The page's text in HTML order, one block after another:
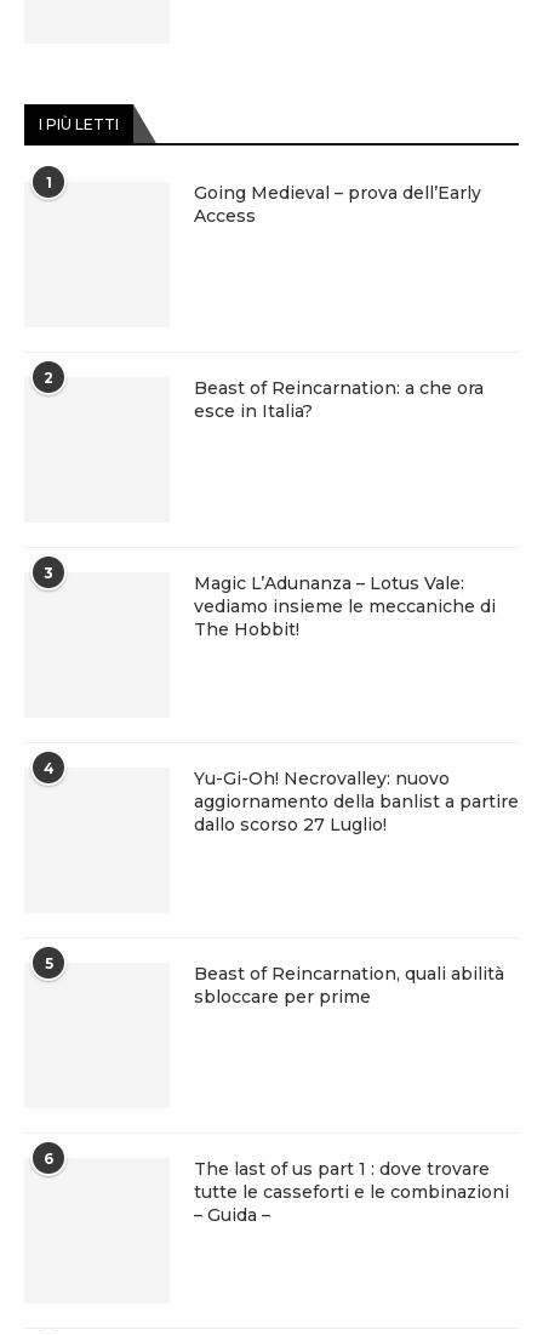
I PIÙ LETTI
1
Going Medieval – prova dell’Early
Access
2
Beast of Reincarnation: a che ora
esce in Italia?
3
Magic L’Adunanza – Lotus Vale:
vediamo insieme le meccaniche di
The Hobbit!
4
Yu-Gi-Oh! Necrovalley: nuovo
aggiornamento della banlist a partire
dallo scorso 27 Luglio!
5
Beast of Reincarnation, quali abilità
sbloccare per prime
6
The last of us part 1 : dove trovare
tutte le casseforti e le combinazioni
– Guida –